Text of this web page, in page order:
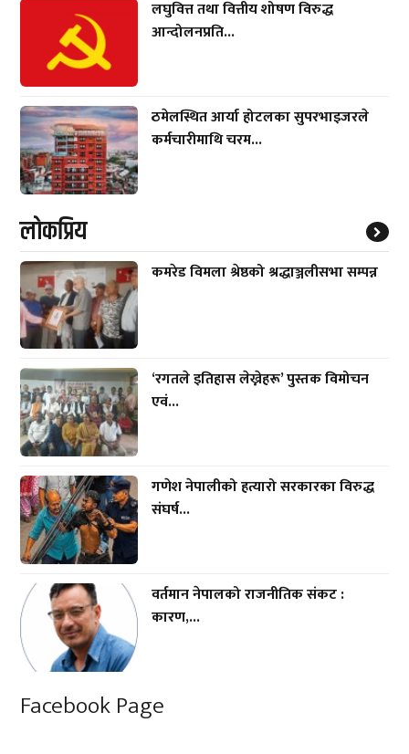
लघुवित्त तथा वित्तीय शोषण विरुद्ध
आन्दोलनप्रति...
ठमेलस्थित आर्या होटलका सुपरभाइजरले
कर्मचारीमाथि चरम...
लाेकप्रिय
कमरेड विमला श्रेष्ठको श्रद्धाञ्जलीसभा सम्पन्न
‘रगतले इतिहास लेख्नेहरू’ पुस्तक विमोचन
एवं...
गणेश नेपालीको हत्यारो सरकारका विरुद्ध
संघर्ष...
वर्तमान नेपालको राजनीतिक संकट :
कारण,...
Facebook Page